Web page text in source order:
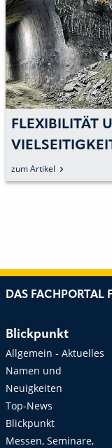
FLEXIBILITÄT
zum Artikel
DAS FACHPORTAL
Blickpunkt
Allgemein - Aktuelles
Namen und
Neuigkeiten
Top-News
Blickpunkt
Messen, Seminare,